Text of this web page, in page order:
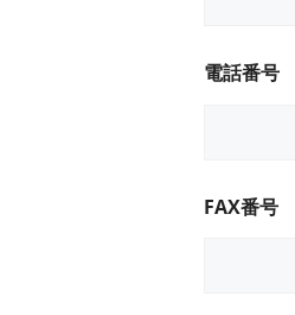
電話番号
FAX番号